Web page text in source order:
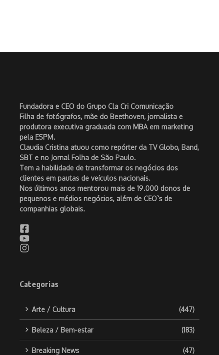
Fundadora e CEO do Grupo Cla Cri Comunicação
Filha de fotógrafos, mãe do Beethoven, jornalista e
produtora executiva graduada com MBA em marketing
pela ESPM.
Claudia Cristina atuou como repórter da TV Globo, Band,
SBT e no Jornal Folha de São Paulo.
Tem a habilidade de transformar os negócios dos
clientes em pautas de veículos nacionais.
Nos últimos anos mentorou mais de 19.000 donos de
pequenos e médios negócios, além de CEO`s de
companhias globais.
Categorias
Arte / Cultura (447)
Beleza / Bem-estar (183)
Breaking News (47)